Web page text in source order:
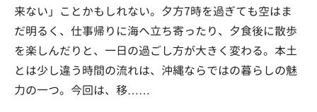
来ない」ことかもしれない。夕方7時を過ぎても空はま
だ明るく、仕事帰りに海へ立ち寄ったり、夕食後に散歩
を楽しんだりと、一日の過ごし方が大きく変わる。本土
とは少し違う時間の流れは、沖縄ならではの暮らしの魅
力の一つ。今回は、移……